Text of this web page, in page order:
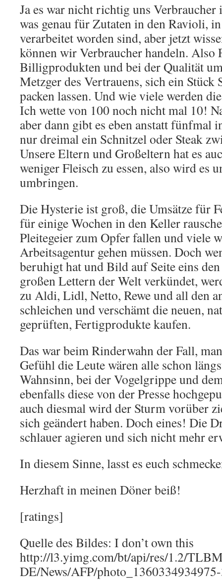
Ja es war nicht richtig uns Verbraucher
was genau für Zutaten in den Ravioli,
verarbeitet worden sind, aber jetzt
können wir Verbraucher handeln. Also
Billigprodukten und bei der Qualität
Metzger des Vertrauens, sich ein Stück
packen lassen. Und wie viele werden
Ich wette von 100 noch nicht mal 10!
aber dann gibt es eben anstatt fünfmal
nur dreimal ein Schnitzel oder Steak
Unsere Eltern und Großeltern hat es
weniger Fleisch zu essen, also wird es
umbringen.
Die Hysterie ist groß, die Umsätze für
für einige Wochen in den Keller
Pleitegeier zum Opfer fallen und viele
Arbeitsagentur gehen müssen. Doch
beruhigt hat und Bild auf Seite eins
großen Lettern der Welt verkündet,
zu Aldi, Lidl, Netto, Rewe und all den
schleichen und verschämt die neuen,
geprüften, Fertigprodukte kaufen.
Das war beim Rinderwahn der Fall,
Gefühl die Leute wären alle schon
Wahnsinn, bei der Vogelgrippe und
ebenfalls diese von der Presse
auch diesmal wird der Sturm vorüber
sich geändert haben. Doch eines! Die
schlauer agieren und sich nicht mehr
In diesem Sinne, lasst es euch
Herzhaft in meinen Döner beiß!
[ratings]
Quelle des Bildes: I don’t own this
http://l3.yimg.com/bt/api/res/1.2/
DE/News/AFP/